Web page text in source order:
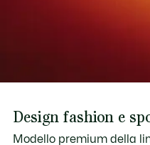
Design fashion e
Modello premium della